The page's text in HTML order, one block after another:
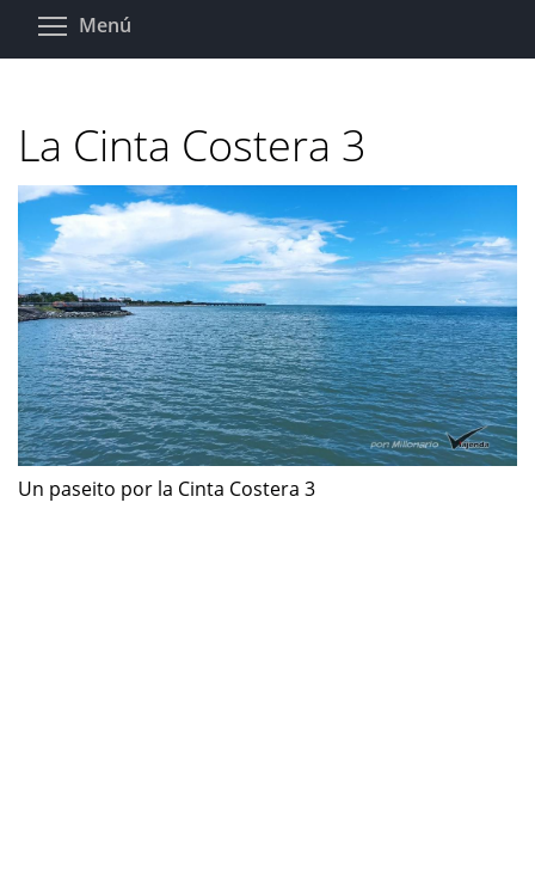
Pasar
Menú
La Cinta Costera 3
Un paseito por la Cinta Costera 3